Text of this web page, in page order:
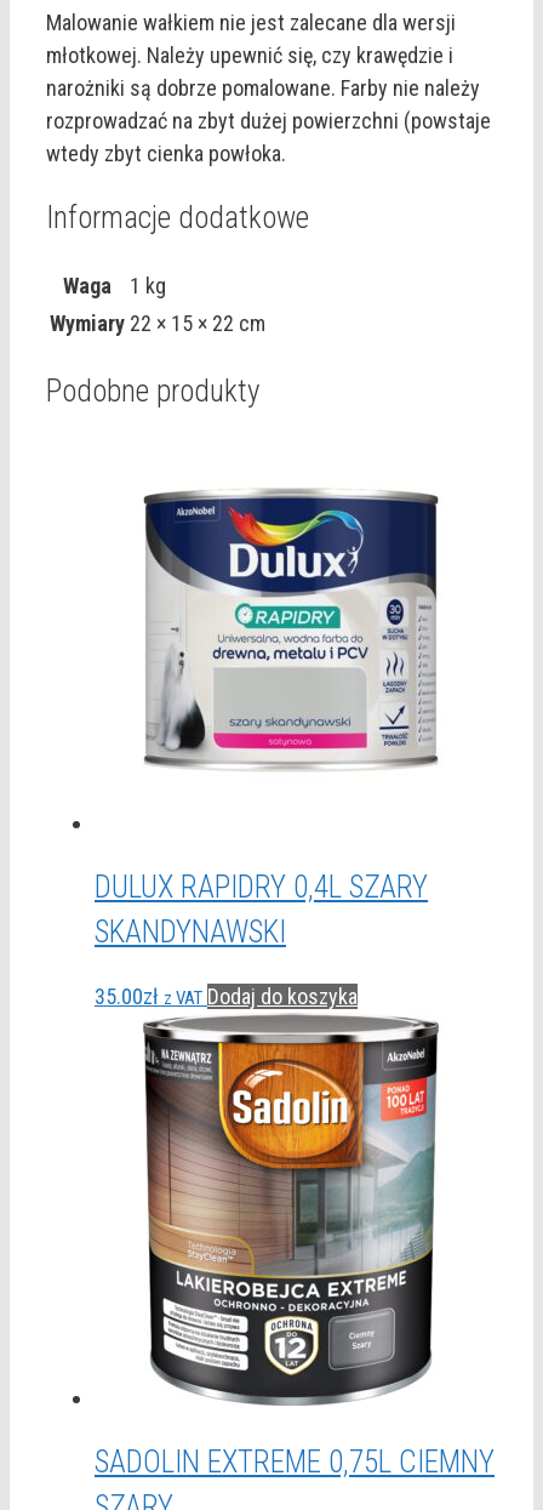
Malowanie wałkiem nie jest zalecane dla wersji
młotkowej. Należy upewnić się, czy krawędzie i
narożniki są dobrze pomalowane. Farby nie należy
rozprowadzać na zbyt dużej powierzchni (powstaje
wtedy zbyt cienka powłoka.
Informacje dodatkowe
Waga
1 kg
Wymiary 22 × 15 × 22 cm
Podobne produkty
DULUX RAPIDRY 0,4L SZARY
SKANDYNAWSKI
35.00zł z VAT Dodaj do koszyka
SADOLIN EXTREME 0,75L CIEMNY